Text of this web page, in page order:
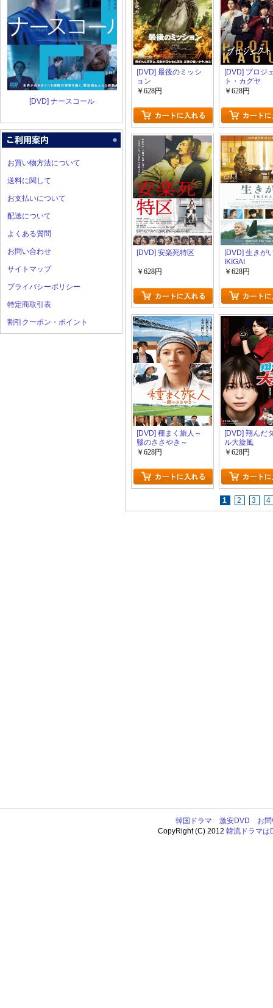
[DVD] ナースコール
お買い物方法について
送料に関して
お支払いについて
配送について
よくある質問
お問い合わせ
サイトマップ
プライバシーポリシー
特定商取引表
割引クーポン・ポイント
[DVD] 最後のミッシ
ョン
￥628円
[DVD] プロジ
ト・カグヤ
￥628円
[DVD] 安楽死特区
￥628円
[DVD] 生きが
IKIGAI
￥628円
[DVD] 種まく旅人～
醪のささやき～
￥628円
[DVD] 翔んだ
ル大旋風
￥628円
1 2 3 4
韓国ドラマ 激安DVD
お
CopyRight (C) 2012韓流ドラマは